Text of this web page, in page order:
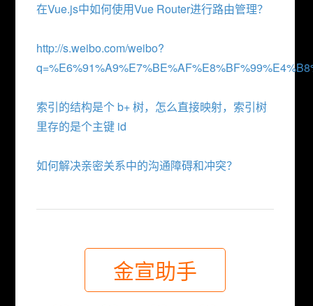
在Vue.js中如何使用Vue Router进行路由管理？
http://s.weibo.com/weibo?
索引的结构是个 b+ 树，怎么直接映射，索引树
里存的是个主键 id
如何解决亲密关系中的沟通障碍和冲突？
金宣助手